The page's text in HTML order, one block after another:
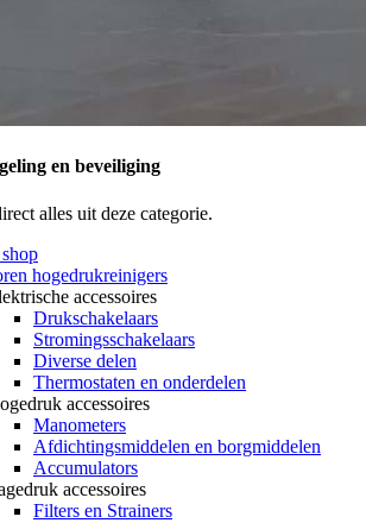
en beveiliging
alles uit deze categorie.
hogedrukreinigers
accessoires
Drukschakelaars
Stromingsschakelaars
Diverse delen
Thermostaten en onderdelen
accessoires
Manometers
Afdichtingsmiddelen en borgmiddelen
Accumulators
accessoires
Filters en Strainers